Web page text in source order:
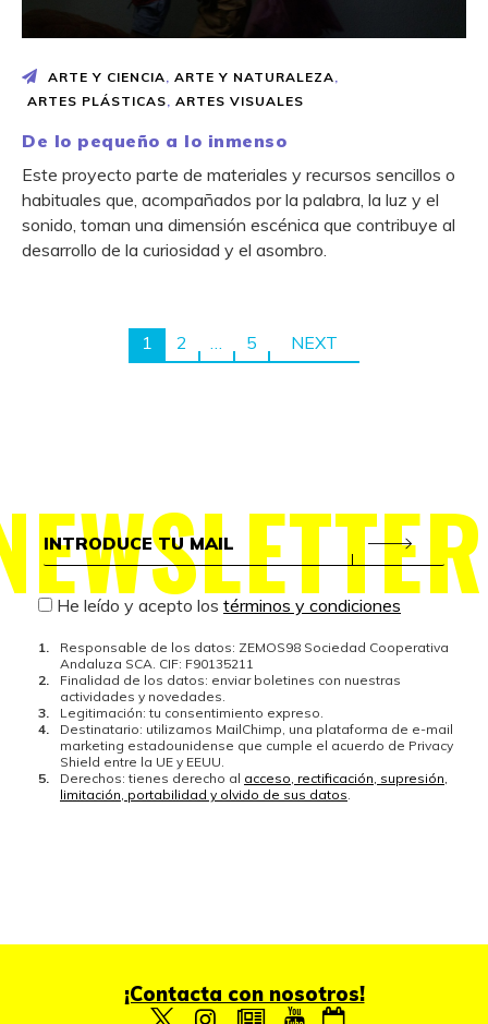
ARTE Y CIENCIA, ARTE Y NATURALEZA,
ARTES PLÁSTICAS, ARTES VISUALES
De lo pequeño a lo inmenso
Este proyecto parte de materiales y recursos sencillos o
habituales que, acompañados por la palabra, la luz y el
sonido, toman una dimensión escénica que contribuye al
desarrollo de la curiosidad y el asombro.
1 2 … 5 NEXT
He leído y acepto los términos y condiciones
Responsable de los datos: ZEMOS98 Sociedad Cooperativa
Andaluza SCA. CIF: F90135211
Finalidad de los datos: enviar boletines con nuestras
actividades y novedades.
Legitimación: tu consentimiento expreso.
Destinatario: utilizamos MailChimp, una plataforma de e-mail
marketing estadounidense que cumple el acuerdo de Privacy
Shield entre la UE y EEUU.
Derechos: tienes derecho al acceso, rectificación, supresión,
limitación, portabilidad y olvido de sus datos
¡Contacta con nosotros!